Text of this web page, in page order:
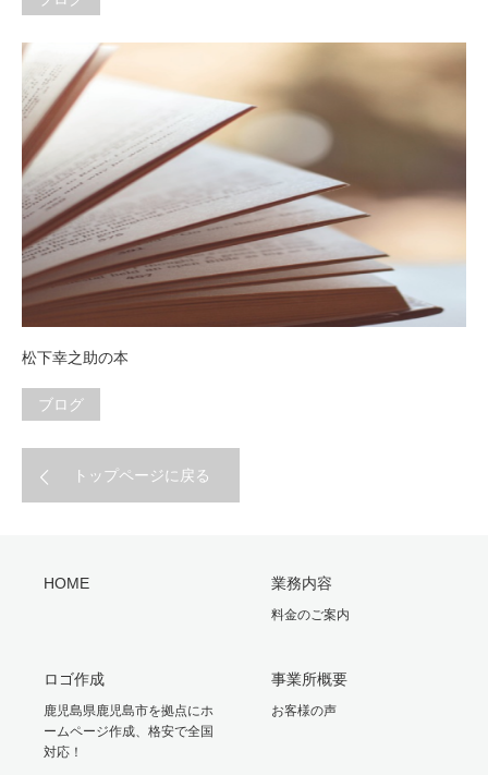
松下幸之助の本
ブログ
トップページに戻る
HOME 業務内容
料金のご案内
ロゴ作成
鹿児島県鹿児島市を拠点にホ
ームページ作成、格安で全国
対応！
事業所概要
お客様の声